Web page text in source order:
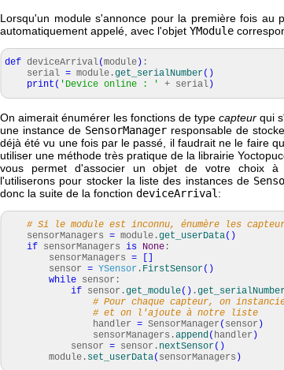
Lorsqu'un module s'annonce pour la première fois au
automatiquement appelé, avec l'objet YModule
def deviceArrival(module) :
serial = module.get_serialNumber( )
print ( 'Device online : ' + serial)
On aimerait énumérer les fonctions de type capteur qui
une instance de SensorManager responsable de
déjà été vu une fois par le passé, il faudrait ne le faire
utiliser une méthode très pratique de la librairie
vous permet d'associer un objet de votre choix à
l'utiliserons pour stocker la liste des instances de
donc la suite de la fonction deviceArrival :
# Si le module est inconnu, énumère les
sensorManagers = module.get_userData( )
if sensorManagers is None :
sensorManagers = []
sensor = YSensor . FirstSensor( )
while sensor:
if sensor.get_module( ) .
# Pour chaque capteur, on instancie
# et on l'ajoute à notre liste
handler = SensorManager ( sensor )
sensorManagers.append( handler )
sensor = sensor. nextSensor( )
module. set_userData( sensorManagers )